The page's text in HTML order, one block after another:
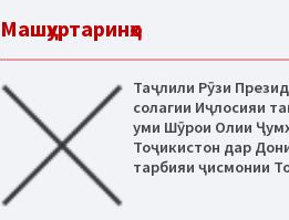
Машҳуртаринҳо
Таҷлили Рӯзи
солагии Иҷлосияи
уми Шӯрои Олии
Тоҷикистон дар
тарбияи ҷисмонии